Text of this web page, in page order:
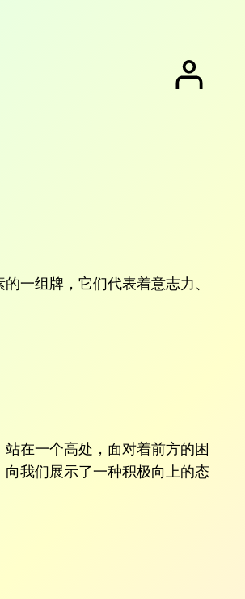
一组牌，它们代表着意志力、
在一个高处，面对着前方的困
我们展示了一种积极向上的态